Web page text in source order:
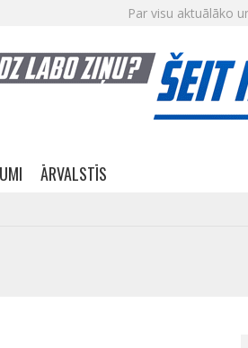
Par visu aktuālāko
ĀRVALSTĪS